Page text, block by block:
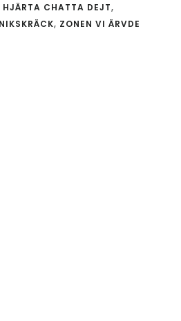
HJÄRTA CHATTA DEJT,
, ZONEN VI ÄRVDE